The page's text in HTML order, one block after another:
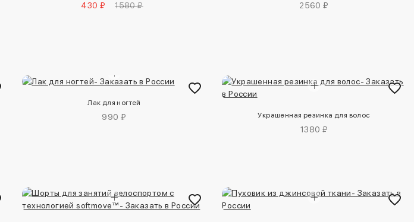
430 ₽ 1580 ₽ 2560 ₽
Лак для ногтей
990 ₽ Украшенная резинка для волос
1380 ₽